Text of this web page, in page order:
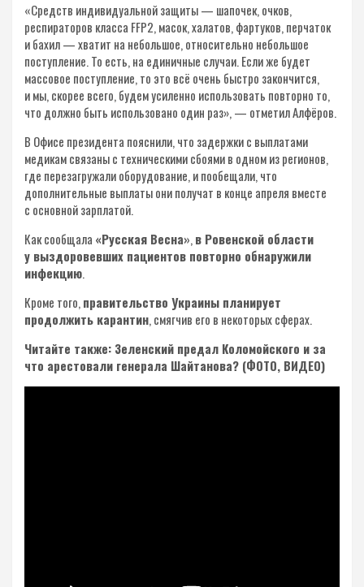
«Средств индивидуальной защиты — шапочек, очков,
респираторов класса FFP2, масок, халатов, фартуков, перчаток
и бахил — хватит на небольшое, относительно небольшое
поступление. То есть, на единичные случаи. Если же будет
массовое поступление, то это всё очень быстро закончится,
и мы, скорее всего, будем усиленно использовать повторно то,
что должно быть использовано один раз», — отметил Алфёров.
В Офисе президента пояснили, что задержки с выплатами
медикам связаны с техническими сбоями в одном из регионов,
где перезагружали оборудование, и пообещали, что
дополнительные выплаты они получат в конце апреля вместе
с основной зарплатой.
Как сообщала «Русская Весна», в Ровенской области
у выздоровевших пациентов повторно обнаружили
инфекцию.
Кроме того, правительство Украины планирует
продолжить карантин, смягчив его в некоторых сферах.
Читайте также: Зеленский предал Коломойского и за
что арестовали генерала Шайтанова? (ФОТО, ВИДЕО)